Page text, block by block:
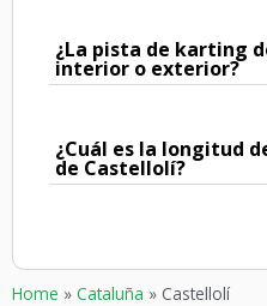
¿La pista de karting
interior o exterior?
¿Cuál es la longitud
de Castellolí?
Home » Cataluña » Castellolí